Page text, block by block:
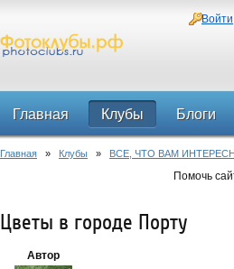
Войти
Главная Клубы Блоги
Главная » Клубы » ВСЕ, ЧТО ВАМ
Помочь
Цветы в городе Порту
Автор